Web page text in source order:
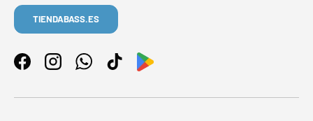
TIENDABASS.ES
FacebookInstagramWhatsAppTikTok